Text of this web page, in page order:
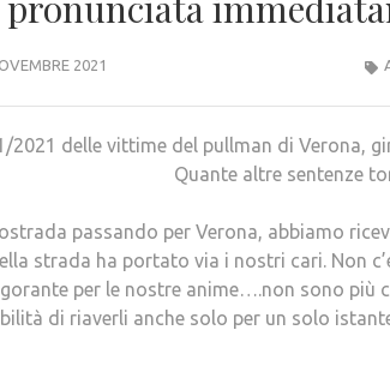
2021
2021 delle vittime del pullman di
torturanti e
passando per Verona, abbiamo
strada ha portato via i nostri cari. Non
per le nostre anime….non sono più
di riaverli anche solo per un solo